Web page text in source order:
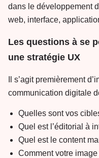
dans le développement
web, interface,
Les questions à se
une stratégie UX
Il s’agit premièrement
communication digitale
Quelles sont vos
Quel est l’éditorial à
Quel est le content
Comment votre